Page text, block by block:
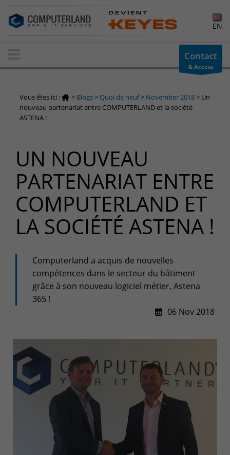
Contact-us
Information request
contact us
+32(0)800 12 512
Access to the information area reserved for customers:
Customer area
Services Center
Support for incidents & service requests
+32(0)800/12.712 (Fr)
support-cpld@keyes.eu
Customer services
Delivery
Billing service
invoice-cpld@keyes.eu
CONTACT & ACCESS MAP
EN
Contact
& Access
Vous êtes ici : > Blogs> Quoi de neuf> November 2018> Un
nouveau partenariat entre COMPUTERLAND et la société
ASTENA !
UN NOUVEAU
PARTENARIAT ENTRE
COMPUTERLAND ET
LA SOCIÉTÉ ASTENA !
Computerland a acquis de nouvelles
compétences dans le secteur du bâtiment
grâce à son nouveau logiciel métier, Astena
365 !
06 Nov 2018